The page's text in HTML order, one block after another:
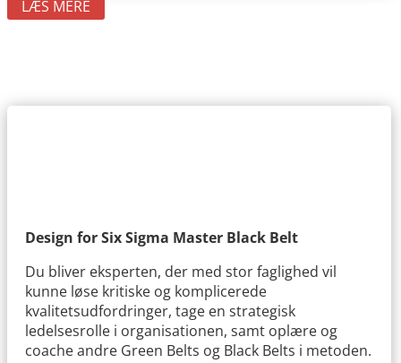
LÆS MERE
Design for Six Sigma Master Black Belt
Du bliver eksperten, der med stor faglighed vil
kunne løse kritiske og komplicerede
kvalitetsudfordringer, tage en strategisk
ledelsesrolle i organisationen, samt oplære og
coache andre Green Belts og Black Belts i metoden.